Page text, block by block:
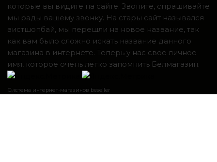
которые вы видите на сайте. Звоните, спрашивайте
мы рады вашему звонку. На стары сайт назывался
аистшопбай, мы перешли на новое название, так
как вам было сложно искать название данного
магазина в интернете. Теперь у нас свое личное
имя, которое очень легко запомнить Белмагазин.
Система интернет-магазинов beseller